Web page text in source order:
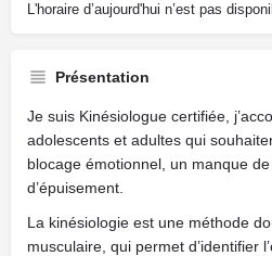
L'horaire d’aujourd'hui n’est pas
Présentation
Je suis Kinésiologue certifiée,
adolescents et adultes qui
blocage émotionnel, un manque
d’épuisement.
La kinésiologie est une méthode
musculaire, qui permet d’identifier